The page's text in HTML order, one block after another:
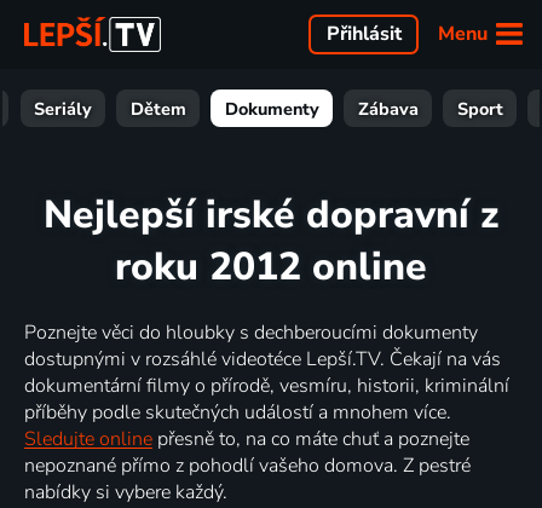
Menu
Přihlásit
Seriály Dětem Dokumenty Zábava Sport
Nejlepší irské dopravní z
roku 2012 online
Poznejte věci do hloubky s dechberoucími dokumenty
dostupnými v rozsáhlé videotéce Lepší.TV. Čekají na vás
dokumentární filmy o přírodě, vesmíru, historii, kriminální
příběhy podle skutečných událostí a mnohem více.
Sledujte online přesně to, na co máte chuť a poznejte
nepoznané přímo z pohodlí vašeho domova. Z pestré
nabídky si vybere každý.